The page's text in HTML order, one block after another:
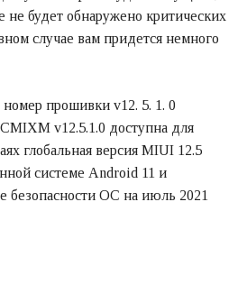
не будет обнаружено критических
случае вам придется немного
прошивки v12. 5. 1. 0
v12.5.1.0 доступна для
глобальная версия MIUI 12.5
системе Android 11 и
безопасности ОС на июль 2021